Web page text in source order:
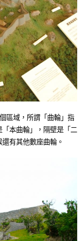
區域，所謂「曲輪」指
本曲輪」，隔壁是「二
有其他數座曲輪。